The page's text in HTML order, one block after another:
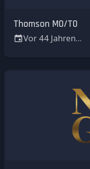
Thomson MO/TO
Vor 44 Jahren...